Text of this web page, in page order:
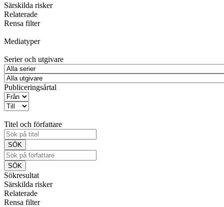
Särskilda risker
Relaterade
Rensa filter
Mediatyper
Serier och utgivare
Publiceringsårtal
Titel och författare
Sökresultat
Särskilda risker
Relaterade
Rensa filter